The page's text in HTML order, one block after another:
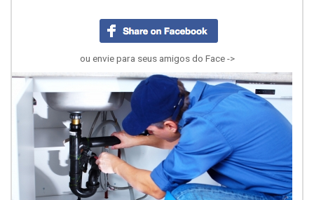
ou envie para seus amigos do Face ->